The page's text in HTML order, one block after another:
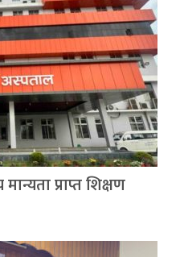
प्राप्त शिक्षण